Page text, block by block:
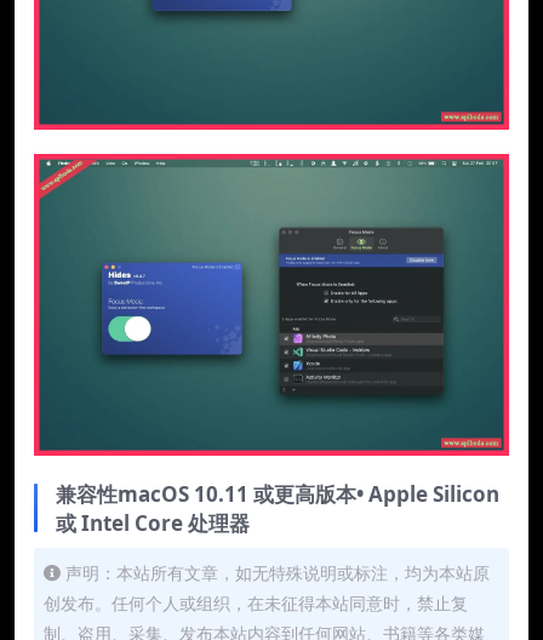
兼容性macOS 10.11 或更高版本• Apple Silicon
或 Intel Core 处理器
声明：本站所有文章，如无特殊说明或标注，均为本站原
创发布。任何个人或组织，在未征得本站同意时，禁止复
制、盗用、采集、发布本站内容到任何网站、书籍等各类媒